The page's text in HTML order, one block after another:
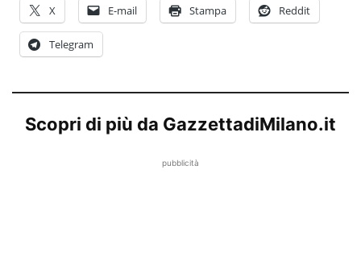
X E-mail Stampa Reddit
Telegram
Scopri di più da GazzettadiMilano.it
pubblicità